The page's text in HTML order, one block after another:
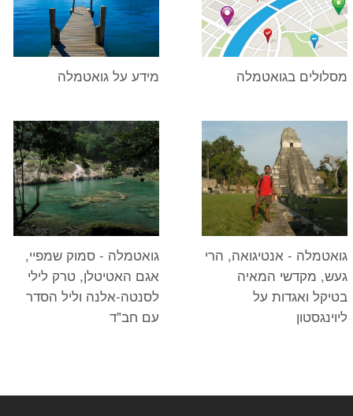
מסלולים בגואטמלה מידע על גואטמלה
גואטמלה - אנטיגואה, הרי
געש, מקדשי המאיה
בטיקל ואגדות על
ליוינגסטון
גואטמלה - סמוק שמפיי,
אגם האטיטלן, טרק לילי
לסנטה-אלנה וליל הסדר
עם חב"ד